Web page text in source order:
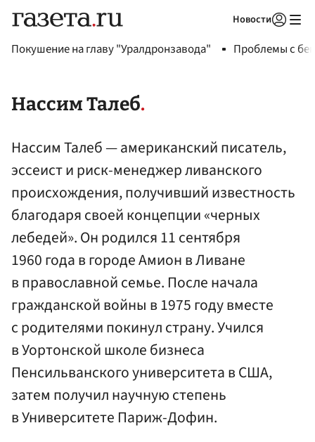
Новости
Покушение на главу "Уралдронзавода" Проблемы с
Нассим Талеб
Нассим Талеб — американский писатель,
эссеист и риск-менеджер ливанского
происхождения, получивший известность
благодаря своей концепции «черных
лебедей». Он родился 11 сентября
1960 года в городе Амион в Ливане
в православной семье. После начала
гражданской войны в 1975 году вместе
с родителями покинул страну. Учился
в Уортонской школе бизнеса
Пенсильванского университета в США,
затем получил научную степень
в Университете Париж-Дофин.